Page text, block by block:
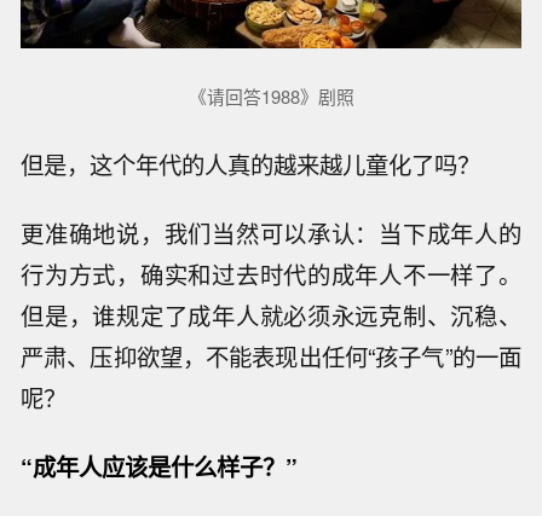
《请回答1988》剧照
但是，这个年代的人真的越来越儿童化了吗？
更准确地说，我们当然可以承认：当下成年人的
行为方式，确实和过去时代的成年人不一样了。
但是，谁规定了成年人就必须永远克制、沉稳、
严肃、压抑欲望，不能表现出任何“孩子气”的一面
呢？
“成年人应该是什么样子？”